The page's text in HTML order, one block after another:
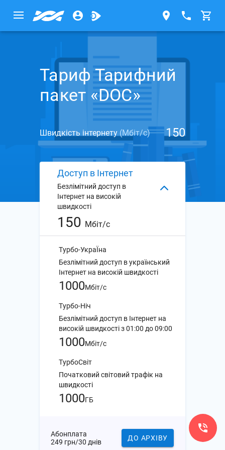
Тариф Тарифний
пакет «DOC»
Швидкість інтернету (Мбіт/с) 150
Доступ в Інтернет
Безлімітний доступ в
Інтернет на високій
швидкості
150 Мбіт/с
Турбо-УкраЇна
Безлімітний доступ в український
Інтернет на високій швидкості
1000Мбіт/с
Турбо-Ніч
Безлімітний доступ в Інтернет на
високій швидкості з 01:00 до 09:00
1000Мбіт/с
ТурбоСвіт
Початковий світовий трафік на
швидкості
1000ГБ
Абонплата
249 грн/30 днів
ДО АРХІВУ